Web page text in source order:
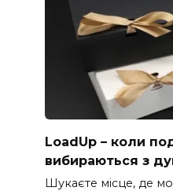
LoadUp – коли
вибираються з
Шукаєте місце, де